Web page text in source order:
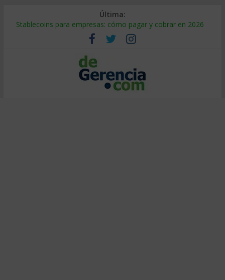
Última:
Stablecoins para empresas: cómo pagar y cobrar en 2026
Despido silencioso: qué es y por qué sale tan caro
IA en selección de personal: cómo auditarla a tiempo
Trabajo forzoso en la cadena de suministro: qué hacer
Mercado hispano de EE. UU.: cómo segmentarlo y venderle